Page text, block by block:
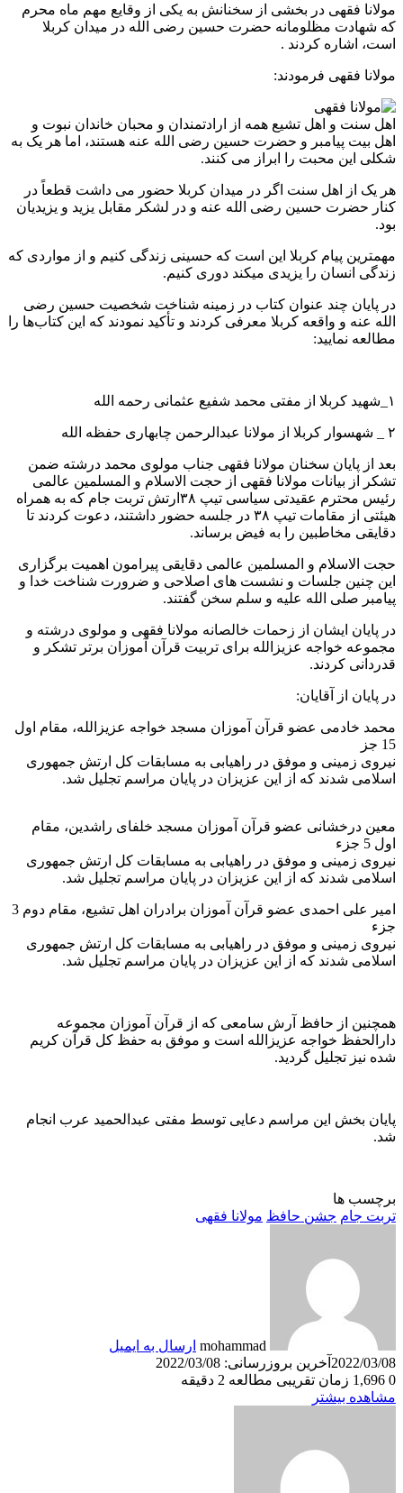
مولانا فقهی در بخشی از سخنانش به یکی از وقایع مهم ماه محرم
که شهادت مظلومانه حضرت حسین رضی الله در میدان کربلا
است، اشاره کردند .
مولانا فقهی فرمودند:
اهل سنت و اهل تشیع همه از ارادتمندان و محبان خاندان نبوت و
اهل بیت پیامبر و حضرت حسین رضی الله عنه هستند، اما هر یک به
شکلی این محبت را ابراز می کنند.
هر یک از اهل سنت اگر در میدان کربلا حضور می داشت قطعاً در
کنار حضرت حسین رضی الله عنه و در لشکر مقابل یزید و یزیدیان
بود.
مهمترین پیام کربلا این است که حسینی زندگی کنیم و از مواردی که
زندگی انسان را یزیدی میکند دوری کنیم.
در پایان چند عنوان کتاب در زمینه شناخت شخصیت حسین رضی
الله عنه و واقعه کربلا معرفی کردند و تأکید نمودند که این کتاب‌ها را
مطالعه نمایید:
۱_شهید کربلا از مفتی محمد شفیع عثمانی رحمه الله
۲ _ شهسوار کربلا از مولانا عبدالرحمن چابهاری حفظه الله
بعد از پایان سخنان مولانا فقهی جناب مولوی محمد درشته ضمن
تشکر از بیانات مولانا فقهی از حجت الاسلام و المسلمین عالمی
رئیس محترم عقیدتی سیاسی تیپ ۳۸ارتش تربت جام که به همراه
هیئتی از مقامات تیپ ۳۸ در جلسه حضور داشتند، دعوت کردند تا
دقایقی مخاطبین را به فیض برساند.
حجت الاسلام و المسلمین عالمی دقایقی پیرامون اهمیت برگزاری
این چنین جلسات و نشست های اصلاحی و ضرورت شناخت خدا و
پیامبر صلی الله علیه و سلم سخن گفتند.
در پایان ایشان از زحمات خالصانه مولانا فقهی و مولوی درشته و
مجموعه خواجه عزیزالله برای تربیت قرآن آموزان برتر تشکر و
قدردانی کردند.
در پایان از آقایان:
محمد خادمی عضو قرآن آموزان مسجد خواجه عزیزالله، مقام اول
15 جز
نیروی زمینی و موفق در راهیابی به مسابقات کل ارتش جمهوری
اسلامی شدند که از این عزیزان در پایان مراسم تجلیل شد.
معین درخشانی عضو قرآن آموزان مسجد خلفای راشدین، مقام
اول 5 جزء
نیروی زمینی و موفق در راهیابی به مسابقات کل ارتش جمهوری
اسلامی شدند که از این عزیزان در پایان مراسم تجلیل شد.
امیر علی احمدی عضو قرآن آموزان برادران اهل تشیع، مقام دوم 3
جزء
نیروی زمینی و موفق در راهیابی به مسابقات کل ارتش جمهوری
اسلامی شدند که از این عزیزان در پایان مراسم تجلیل شد.
همچنین از حافظ آرش سامعی که از قرآن آموزان مجموعه
دارالحفظ خواجه عزیزالله است و موفق به حفظ کل قرآن کریم
شده نیز تجلیل گردید.
پایان بخش این مراسم دعایی توسط مفتی عبدالحمید عرب انجام
شد.
برچسب ها
تربت جام جشن حافظ مولانا فقهی
mohammad ارسال به ایمیل
2022/03/08 آخرین بروزرسانی: 2022/03/08
0
زمان تقریبی مطالعه 2 دقیقه
مشاهده بیشتر